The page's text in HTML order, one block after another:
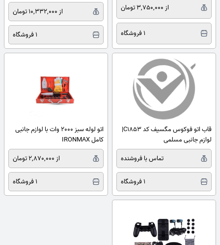
از 3,750,000 تومان
1 فروشگاه
از 10,332,000 تومان
1 فروشگاه
قاب اتو فوکوس مگسیف کد C1853|
لوازم جانبی مسلمی
تماس با فروشنده
1 فروشگاه
اتو لوله سبز 2000 وات با لوازم جانبی
کامل IRONMAX
از 2,870,000 تومان
1 فروشگاه